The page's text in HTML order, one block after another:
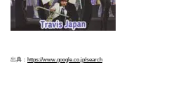
出典： https://www.google.co.jp/search